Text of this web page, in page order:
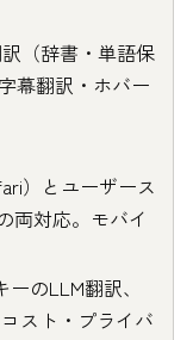
（辞書・単語保
幕翻訳・ホバー
）とユーザース
両対応。モバイ
のLLM翻訳、
スト・プライバ